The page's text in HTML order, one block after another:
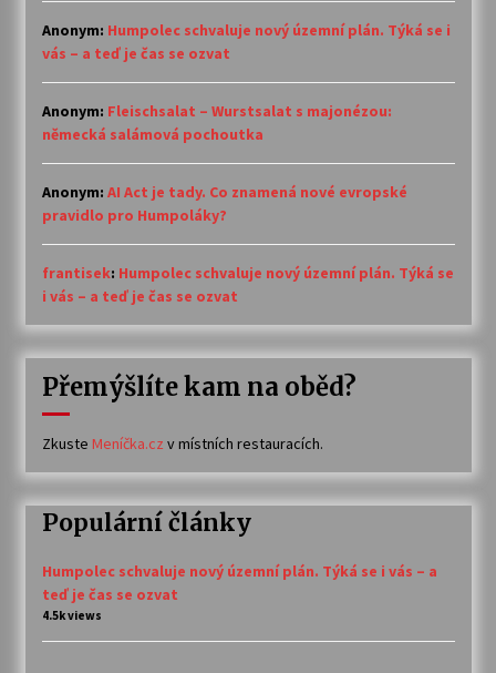
Anonym: Humpolec schvaluje nový územní plán. Týká se i
vás – a teď je čas se ozvat
Anonym: Fleischsalat – Wurstsalat s majonézou:
německá salámová pochoutka
Anonym: AI Act je tady. Co znamená nové evropské
pravidlo pro Humpoláky?
frantisek: Humpolec schvaluje nový územní plán. Týká se
i vás – a teď je čas se ozvat
Přemýšlíte kam na oběd?
Zkuste Meníčka.cz v místních restauracích.
Populární články
Humpolec schvaluje nový územní plán. Týká se i vás – a
teď je čas se ozvat
4.5k views